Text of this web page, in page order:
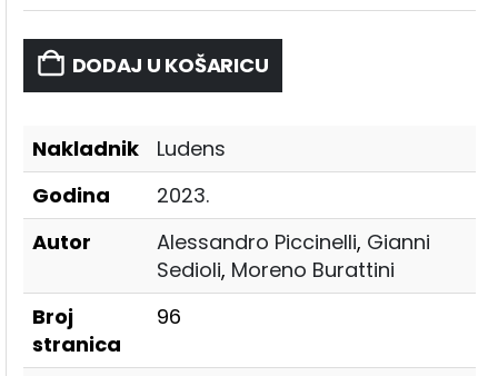
DODAJ U KOŠARICU
Nakladnik
Ludens
Godina
2023.
Autor
Alessandro Piccinelli, Gianni
Sedioli, Moreno Burattini
Broj
stranica
96